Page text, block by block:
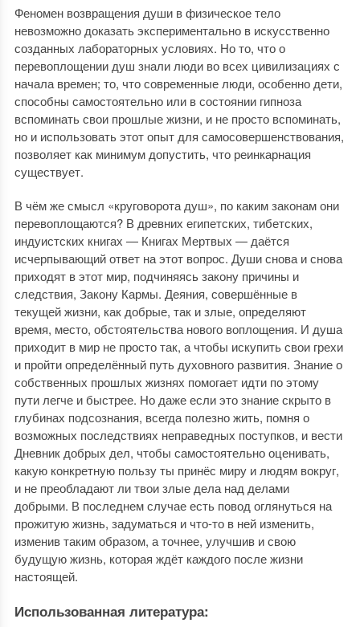
Феномен возвращения души в физическое тело
невозможно доказать экспериментально в искусственно
созданных лабораторных условиях. Но то, что о
перевоплощении душ знали люди во всех цивилизациях с
начала времен; то, что современные люди, особенно дети,
способны самостоятельно или в состоянии гипноза
вспоминать свои прошлые жизни, и не просто вспоминать,
но и использовать этот опыт для самосовершенствования,
позволяет как минимум допустить, что реинкарнация
существует.
В чём же смысл «круговорота душ», по каким законам они
перевоплощаются? В древних египетских, тибетских,
индуистских книгах — Книгах Мертвых — даётся
исчерпывающий ответ на этот вопрос. Души снова и снова
приходят в этот мир, подчиняясь закону причины и
следствия, Закону Кармы. Деяния, совершённые в
текущей жизни, как добрые, так и злые, определяют
время, место, обстоятельства нового воплощения. И душа
приходит в мир не просто так, а чтобы искупить свои грехи
и пройти определённый путь духовного развития. Знание о
собственных прошлых жизнях помогает идти по этому
пути легче и быстрее. Но даже если это знание скрыто в
глубинах подсознания, всегда полезно жить, помня о
возможных последствиях неправедных поступков, и вести
Дневник добрых дел, чтобы самостоятельно оценивать,
какую конкретную пользу ты принёс миру и людям вокруг,
и не преобладают ли твои злые дела над делами
добрыми. В последнем случае есть повод оглянуться на
прожитую жизнь, задуматься и что-то в ней изменить,
изменив таким образом, а точнее, улучшив и свою
будущую жизнь, которая ждёт каждого после жизни
настоящей.
Использованная литература: